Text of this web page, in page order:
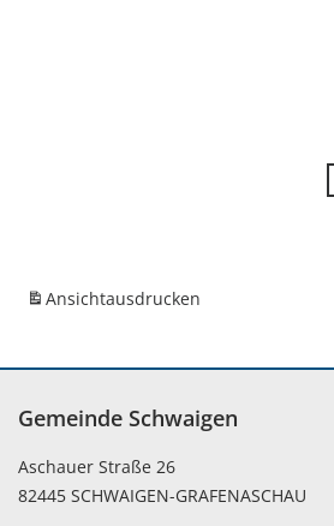
Ansichtausdrucken
Gemeinde Schwaigen
Aschauer Straße 26
82445 SCHWAIGEN-GRAFENASCHAU